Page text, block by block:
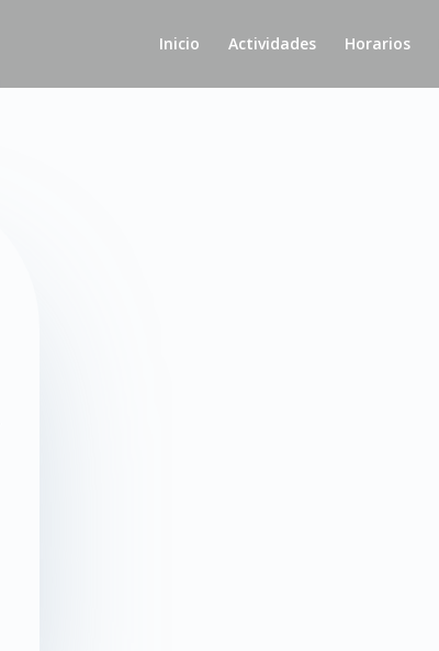
Inicio Actividades Horarios